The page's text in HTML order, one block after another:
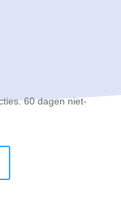
60 dagen niet-